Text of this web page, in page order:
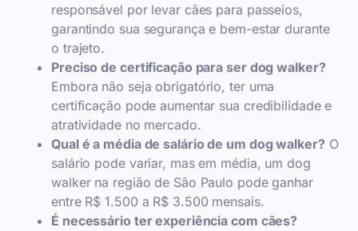
responsável por levar cães para passeios,
garantindo sua segurança e bem-estar durante
o trajeto.
Preciso de certificação para ser dog walker?
Embora não seja obrigatório, ter uma
certificação pode aumentar sua credibilidade e
atratividade no mercado.
Qual é a média de salário de um dog walker? O
salário pode variar, mas em média, um dog
walker na região de São Paulo pode ganhar
entre R$ 1.500 a R$ 3.500 mensais.
É necessário ter experiência com cães?